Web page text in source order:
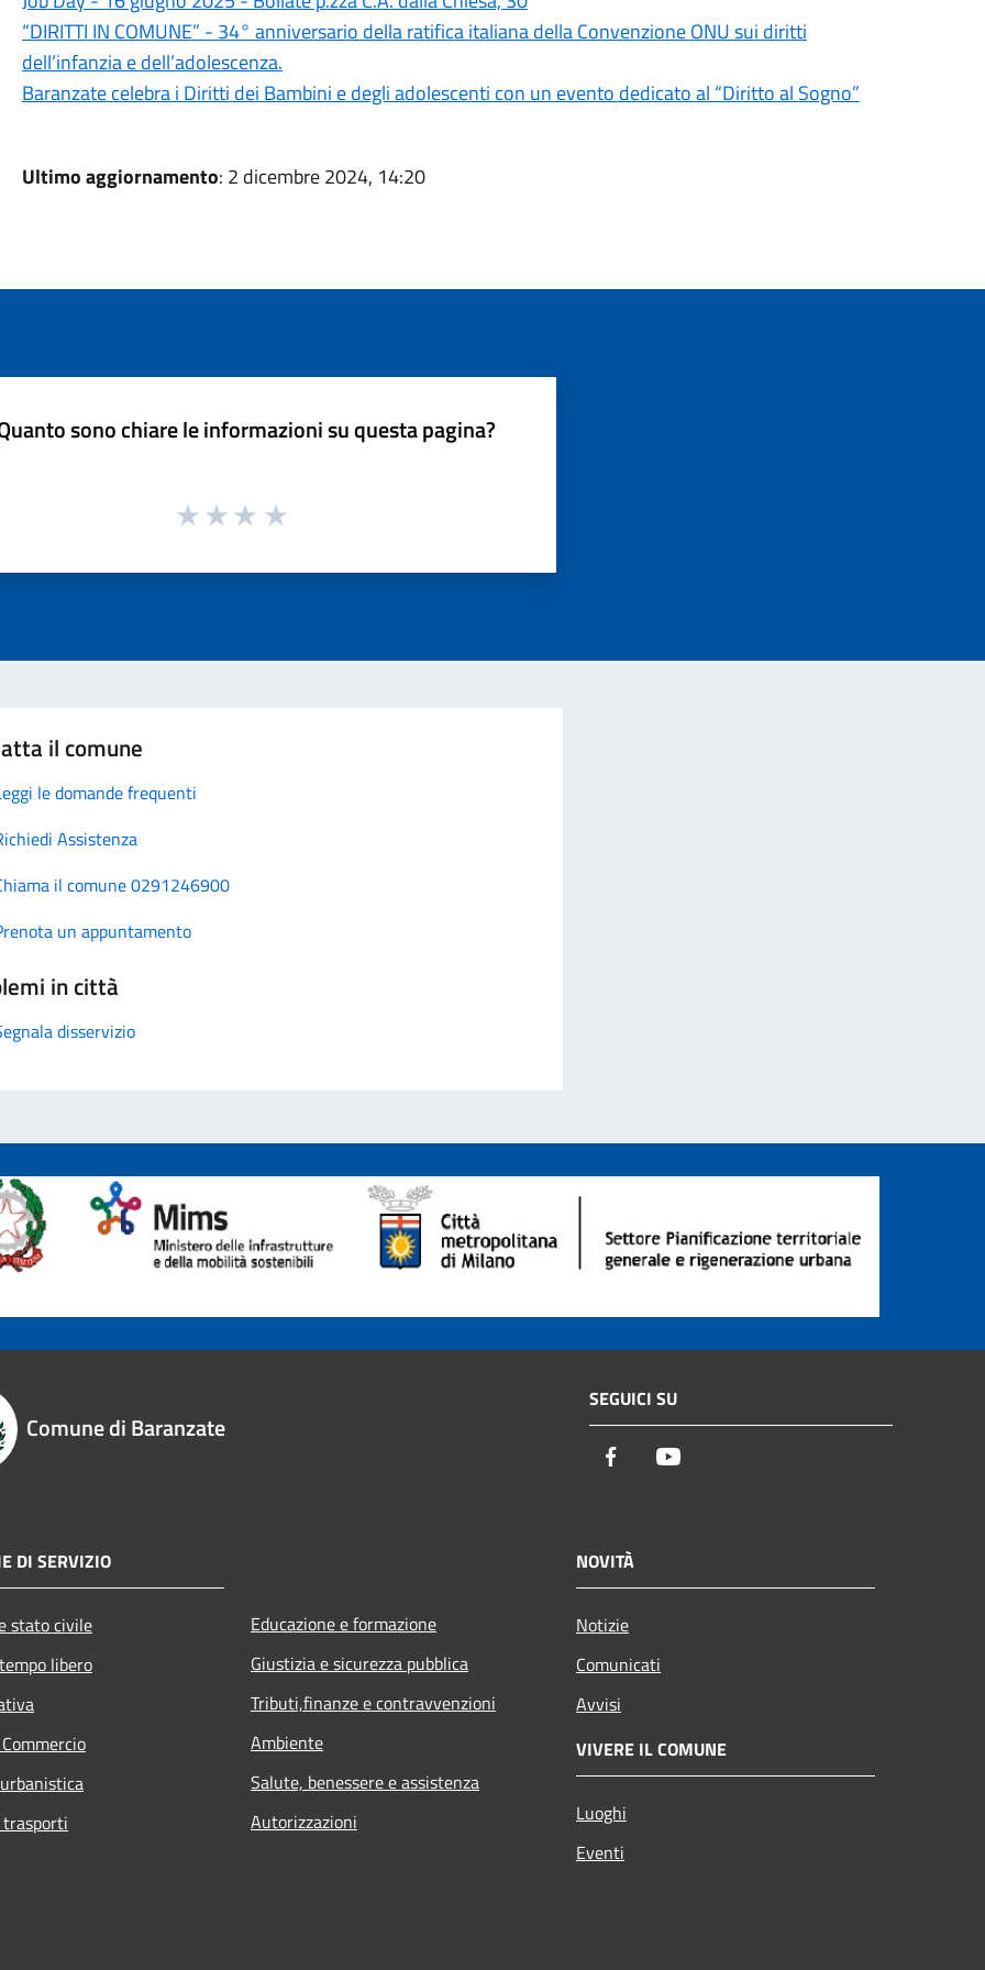
“DIRITTI IN COMUNE” - 34° anniversario della ratifica italiana della Convenzione ONU sui diritti
dell’infanzia e dell’adolescenza.
Baranzate celebra i Diritti dei Bambini e degli adolescenti con un evento dedicato al “Diritto al Sogno”
Ultimo aggiornamento: 2 dicembre 2024, 14:20
sono chiare le informazioni su questa pagina?
il comune
le domande frequenti
Assistenza
il comune 0291246900
un appuntamento
in città
disservizio
Comune di Baranzate
SEGUICI SU
Facebook
DI SERVIZIO
stato civile
libero
Educazione e formazione
Giustizia e sicurezza pubblica
Tributi,finanze e contravvenzioni
Ambiente
Salute, benessere e assistenza
Autorizzazioni
NOVITÀ
Notizie
Comunicati
Avvisi
VIVERE IL COMUNE
Luoghi
Eventi